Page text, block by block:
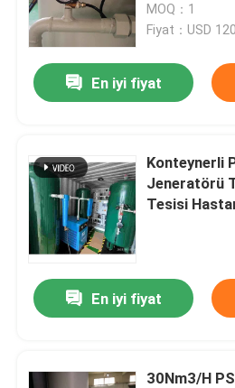
MOQ：1
Fiyat：USD
En iyi fiyat
Konteynerli
Jeneratörü
Tesisi
En iyi fiyat
30Nm3/H